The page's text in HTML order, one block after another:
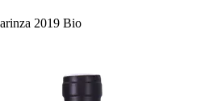
2019 Bio